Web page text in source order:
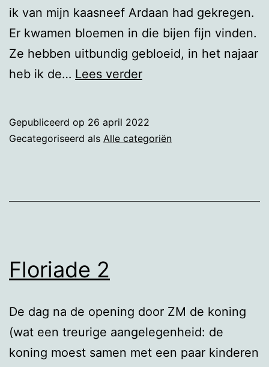
ik van mijn kaasneef Ardaan had gekregen.
Er kwamen bloemen in die bijen fijn vinden.
Ze hebben uitbundig gebloeid, in het najaar
heb ik de… Lees verderLente
Gepubliceerd op 26 april 2022
Gecategoriseerd als Alle categoriën
Floriade 2
De dag na de opening door ZM de koning
(wat een treurige aangelegenheid: de
koning moest samen met een paar kinderen